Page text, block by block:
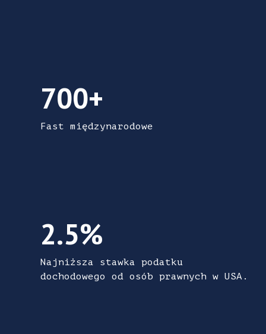
700+
Fast międzynarodowe
700+ Firmy międzynarodowe
2.5%
Najniższa stawka podatku
dochodowego od osób prawnych w USA.
2.5% Najniższa stawka podatku